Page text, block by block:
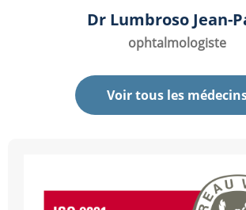
Dr Lumbroso Jean-
ophtalmologiste
Voir tous les